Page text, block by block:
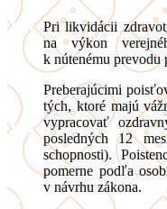
Pri likvidácii
na výkon
k nútenému prevodu
Preberajúcimi
tých, ktoré majú
vypracovať
posledných 12
schopnosti).
pomerne podľa
v návrhu zákona.